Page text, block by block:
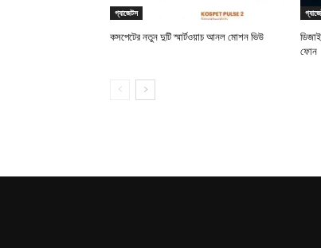
গ্যাজেটস
কসপেটের নতুন দুটি স্মার্টওয়াচ আনল মোশন ভিউ
ফোন